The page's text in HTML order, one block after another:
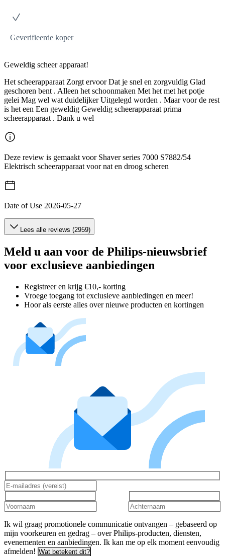
Geverifieerde koper
Geweldig scheer apparaat!
Het scheerapparaat Zorgt ervoor Dat je snel en zorgvuldig Glad
geschoren bent . Alleen het schoonmaken Met het met het potje
gelei Mag wel wat duidelijker Uitgelegd worden . Maar voor de rest
is het een Een geweldig Geweldig scheerapparaat prima
scheerapparaat . Dank u wel
Deze review is gemaakt voor Shaver series 7000 S7882/54
Elektrisch scheerapparaat voor nat en droog scheren
Date of Use 2026-05-27
Lees alle reviews (2959)
Meld u aan voor de Philips-nieuwsbrief
voor exclusieve aanbiedingen
Registreer en krijg €10,- korting
Vroege toegang tot exclusieve aanbiedingen en meer!
Hoor als eerste alles over nieuwe producten en kortingen
Ik wil graag promotionele communicatie ontvangen – gebaseerd op
mijn voorkeuren en gedrag – over Philips-producten, diensten,
evenementen en aanbiedingen. Ik kan me op elk moment eenvoudig
afmelden! Wat betekent dit?